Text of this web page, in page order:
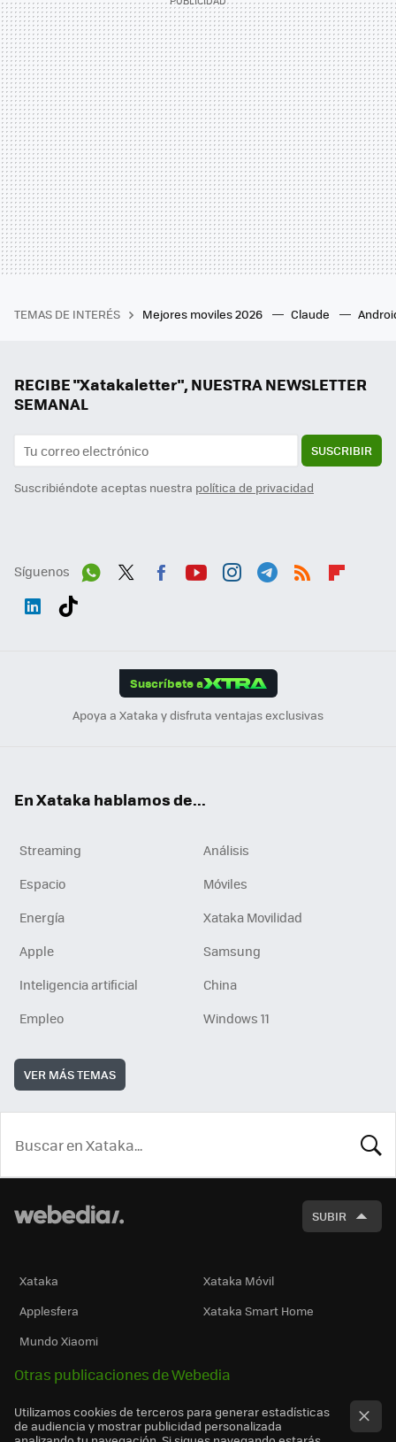
TEMAS DE INTERÉS Mejores moviles 2026 Claude
RECIBE "Xatakaletter", NUESTRA NEWSLETTER
SEMANAL
SUSCRIBIR
Suscribiéndote aceptas nuestra política de privacidad
Síguenos
Suscríbete a
Apoya a Xataka y disfruta ventajas exclusivas
En Xataka hablamos de...
Streaming
Análisis
Espacio
Móviles
Energía
Xataka Movilidad
Apple
Samsung
Inteligencia artificial
China
Empleo
Windows 11
VER MÁS TEMAS
SUBIR
Xataka
Xataka Móvil
Applesfera
Xataka Smart Home
Mundo Xiaomi
Otras publicaciones de Webedia
Utilizamos cookies de terceros para generar estadísticas
de audiencia y mostrar publicidad personalizada